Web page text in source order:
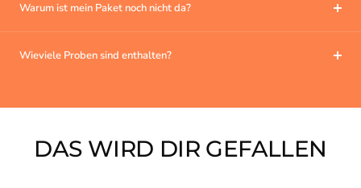
Warum ist mein Paket noch nicht da?
Wieviele Proben sind enthalten?
DAS WIRD DIR GEFALLEN